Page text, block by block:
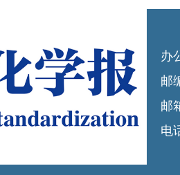
办
邮
邮
电